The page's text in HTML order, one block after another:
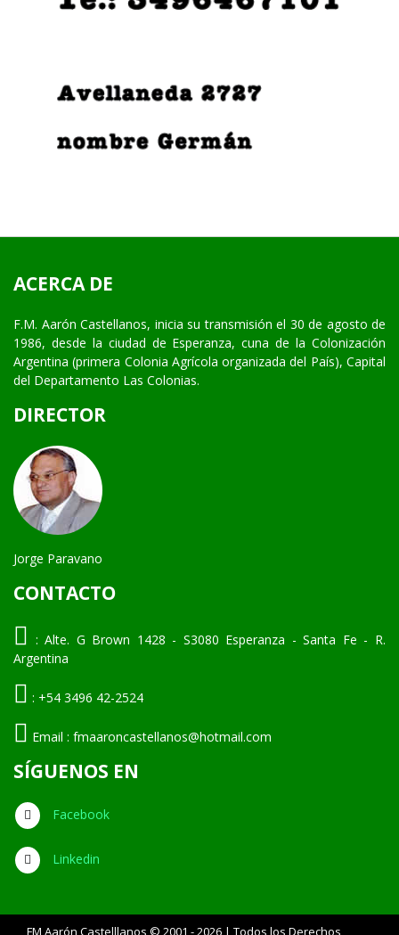
ACERCA DE
F.M. Aarón Castellanos, inicia su transmisión el 30 de agosto de
1986, desde la ciudad de Esperanza, cuna de la Colonización
Argentina (primera Colonia Agrícola organizada del País), Capital
del Departamento Las Colonias.
DIRECTOR
Jorge Paravano
CONTACTO
: Alte. G Brown 1428 - S3080 Esperanza - Santa Fe - R.
Argentina
: +54 3496 42-2524
Email : fmaaroncastellanos@hotmail.com
SÍGUENOS EN
Facebook
Linkedin
FM Aarón Castelllanos © 2001 - 2026 | Todos los Derechos